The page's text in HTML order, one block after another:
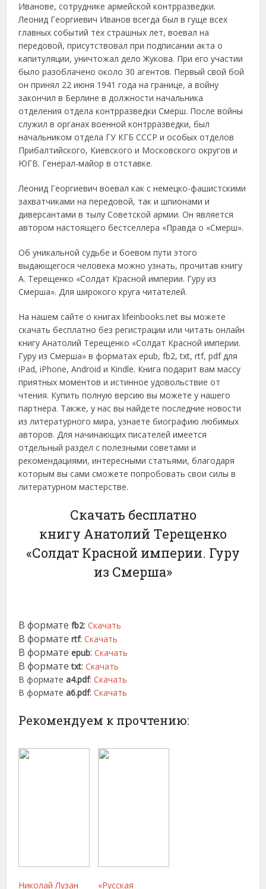
Иванове, сотруднике армейской контрразведки.
Леонид Георгиевич Иванов всегда был в гуще всех
главных событий тех страшных лет, воевал на
передовой, присутствовал при подписании акта о
капитуляции, уничтожал дело Жукова. При его участии
было разоблачено около 30 агентов. Первый свой бой
он принял 22 июня 1941 года на границе, а войну
закончил в Берлине в должности начальника
отделения отдела контрразведки Смерш. После войны
служил в органах военной контрразведки, был
начальником отдела ГУ КГБ СССР и особых отделов
Прибалтийского, Киевского и Московского округов и
ЮГВ. Генерал-майор в отставке.
Леонид Георгиевич воевал как с немецко-фашистскими
захватчиками на передовой, так и шпионами и
диверсантами в тылу Советской армии. Он является
автором настоящего бестселлера «Правда о «Смерш».
Об уникальной судьбе и боевом пути этого
выдающегося человека можно узнать, прочитав книгу
А. Терещенко «Солдат Красной империи. Гуру из
Смерша». Для широкого круга читателей.
На нашем сайте о книгах lifeinbooks.net вы можете
скачать бесплатно без регистрации или читать онлайн
книгу Анатолий Терещенко «Солдат Красной империи.
Гуру из Смерша» в форматах epub, fb2, txt, rtf, pdf для
iPad, iPhone, Android и Kindle. Книга подарит вам массу
приятных моментов и истинное удовольствие от
чтения. Купить полную версию вы можете у нашего
партнера. Также, у нас вы найдете последние новости
из литературного мира, узнаете биографию любимых
авторов. Для начинающих писателей имеется
отдельный раздел с полезными советами и
рекомендациями, интересными статьями, благодаря
которым вы сами сможете попробовать свои силы в
литературном мастерстве.
Скачать бесплатно
книгу Анатолий Терещенко
«Солдат Красной империи. Гуру
из Смерша»
В форматеfb2:Скачать
В форматеrtf:Скачать
В форматеepub:Скачать
В форматеtxt:Скачать
В форматеa4.pdf:Скачать
В форматеa6.pdf:Скачать
Рекомендуем к прочтению:
Николай Лузан «Русская